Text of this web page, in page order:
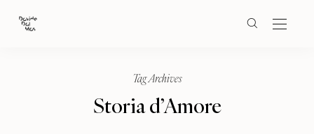
Tag Archives
Storia d’Amore